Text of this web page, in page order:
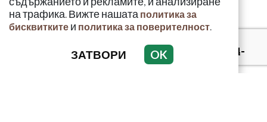
Полицаят, намерил 4-
годишния Марти:
Започна силно да ме
на трафика. Вижте нашата политика за
бисквитките и политика за поверителност.
ЗАТВОРИ OK